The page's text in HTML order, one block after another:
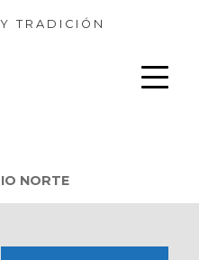
TRADICIÓN
NORTE